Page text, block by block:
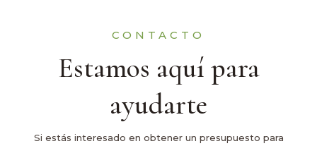
CONTACTO
Estamos aquí para
ayudarte
Si estás interesado en obtener un presupuesto para